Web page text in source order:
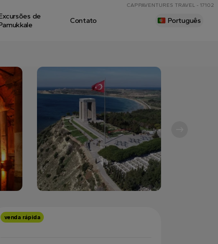
CAPPAVENTURES TRAVEL - 17102
de
Contato Português
venda rápida